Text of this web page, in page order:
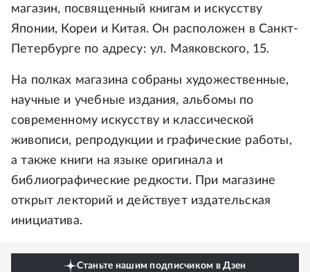
магазин, посвященный книгам и искусству
Японии, Кореи и Китая. Он расположен в Санкт-
Петербурге по адресу: ул. Маяковского, 15.
На полках магазина собраны художественные,
научные и учебные издания, альбомы по
современному искусству и классической
живописи, репродукции и графические работы,
а также книги на языке оригинала и
библиографические редкости. При магазине
открыт лекторий и действует издательская
инициатива.
Станьте нашим подписчиком в Дзен